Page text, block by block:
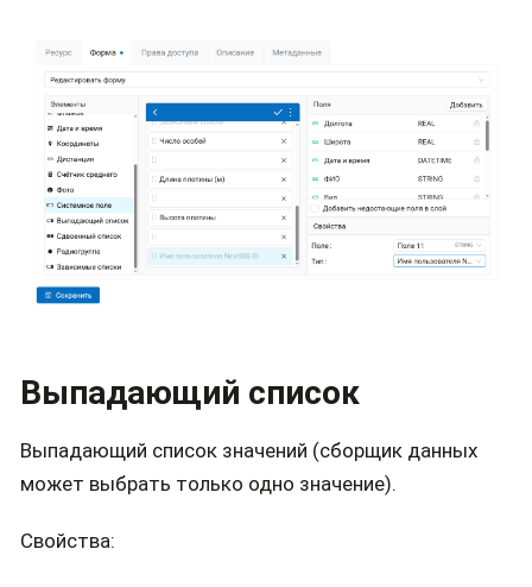
Выпадающий список
Выпадающий список значений (сборщик данных
может выбрать только одно значение).
Свойства: